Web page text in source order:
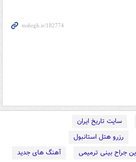
سایت تاریخ ایران
رزرو هتل استانبول
جراح بینی ترمیمی
آهنگ های جدید